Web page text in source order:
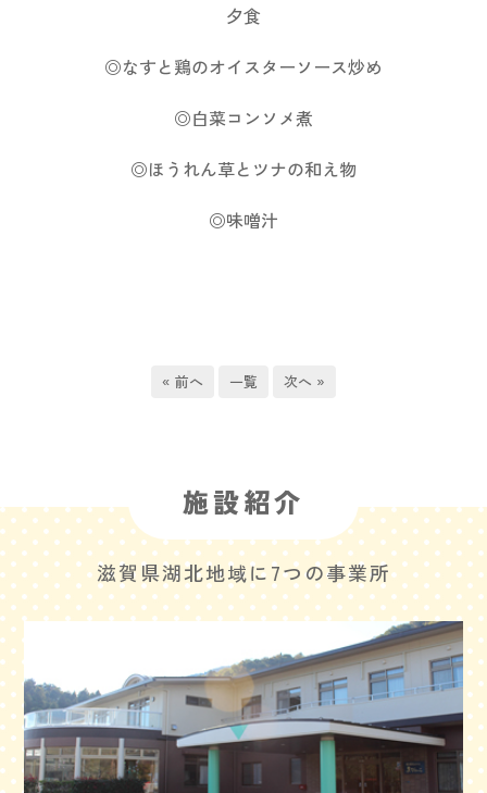
夕食
◎なすと鶏のオイスターソース炒め
◎白菜コンソメ煮
◎ほうれん草とツナの和え物
◎味噌汁
« 前へ 一覧 次へ »
施設紹介
滋賀県湖北地域に7つの事業所